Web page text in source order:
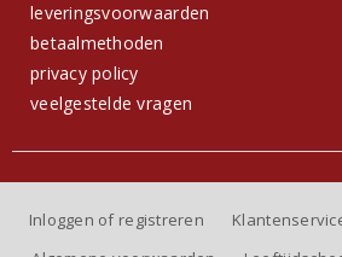
leveringsvoorwaarden
betaalmethoden
privacy policy
veelgestelde vragen
Inloggen of registreren